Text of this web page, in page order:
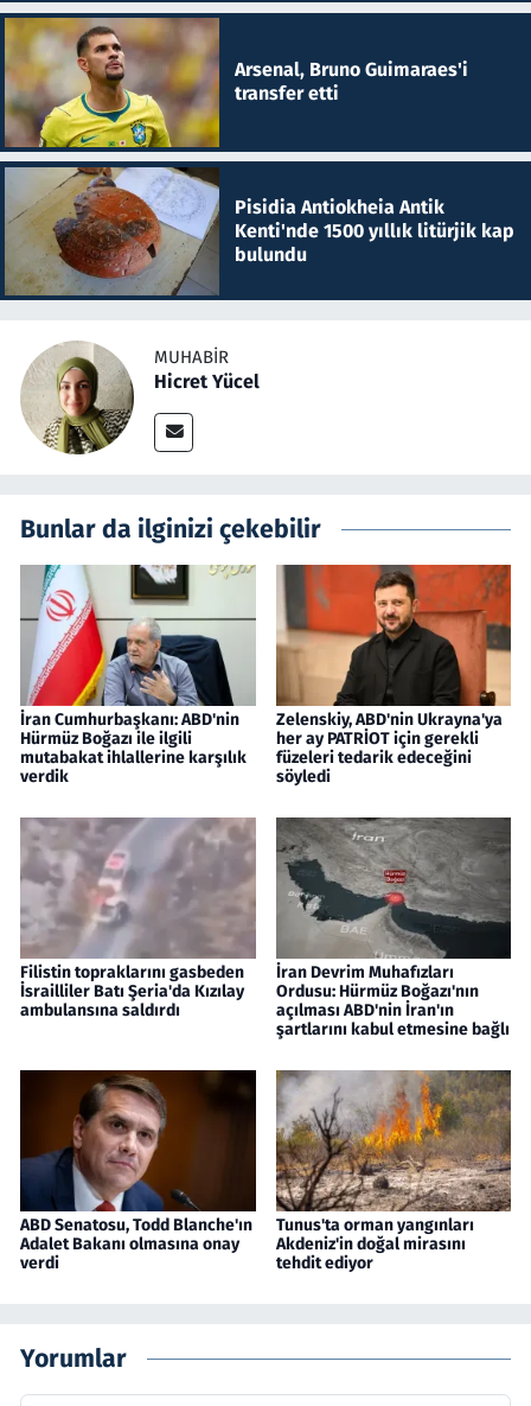
Arsenal, Bruno Guimaraes'i
transfer etti
Pisidia Antiokheia Antik
Kenti'nde 1500 yıllık litürjik kap
bulundu
MUHABIR
Hicret Yücel
Bunlar da ilginizi çekebilir
İran Cumhurbaşkanı: ABD'nin
Hürmüz Boğazı ile ilgili
mutabakat ihlallerine karşılık
verdik
Zelenskiy, ABD'nin Ukrayna'ya
her ay PATRİOT için gerekli
füzeleri tedarik edeceğini
söyledi
Filistin topraklarını gasbeden
İsrailliler Batı Şeria'da Kızılay
ambulansına saldırdı
İran Devrim Muhafızları
Ordusu: Hürmüz Boğazı'nın
açılması ABD'nin İran'ın
şartlarını kabul etmesine bağlı
ABD Senatosu, Todd Blanche'ın
Adalet Bakanı olmasına onay
verdi
Tunus'ta orman yangınları
Akdeniz'in doğal mirasını
tehdit ediyor
Yorumlar